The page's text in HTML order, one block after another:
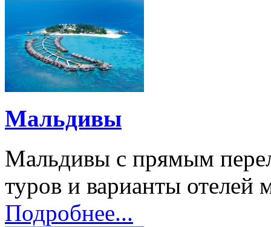
Мальдивы
Мальдивы с прямым
туров и варианты отелей
Подробнее...